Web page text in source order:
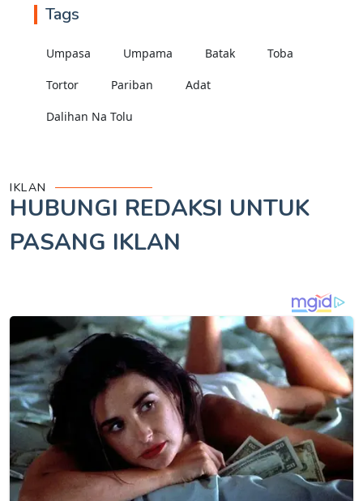
Tags
Umpasa Umpama Batak Toba
Tortor Pariban Adat
Dalihan Na Tolu
IKLAN
HUBUNGI REDAKSI UNTUK
PASANG IKLAN